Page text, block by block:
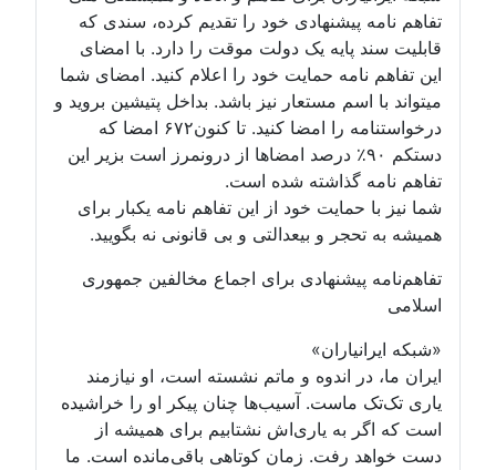
تفاهم نامه پیشنهادی خود را تقدیم کرده، سندی که
قابلیت سند پایه یک دولت موقت را دارد. با امضای
این تفاهم نامه حمایت خود را اعلام کنید. امضای شما
میتواند با اسم مستعار نیز باشد. بداخل پتیشین بروید و
درخواستنامه را امضا کنید. تا کنون۶۷۲ امضا که
دستکم ۹۰٪ درصد امضاها از درونمرز است بزیر این
تفاهم نامه گذاشته شده است.
شما نیز با حمایت خود از این تفاهم نامه یکبار برای
همیشه به تحجر و بیعدالتی و بی قانونی نه بگویید.
تفاهم‌نامه پیشنهادی برای اجماع مخالفین جمهوری
اسلامی
«شبکه ایرانیاران»
ایران ما، در اندوه و ماتم نشسته است، او نیازمند
یاری تک‌تک ماست. آسیب‌ها چنان پیکر او را خراشیده
است که اگر به یاری‌اش نشتابیم برای همیشه از
دست خواهد رفت. زمان کوتاهی باقی‌مانده است. ما